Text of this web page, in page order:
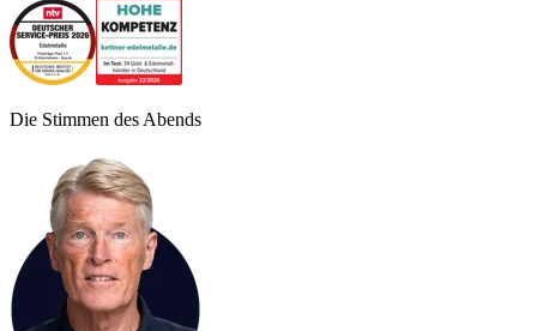
Die Stimmen des Abends